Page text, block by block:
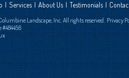
|Services | About Us| Testimonials|
Landscape, Inc. All rights reserved.Privacy
#484456